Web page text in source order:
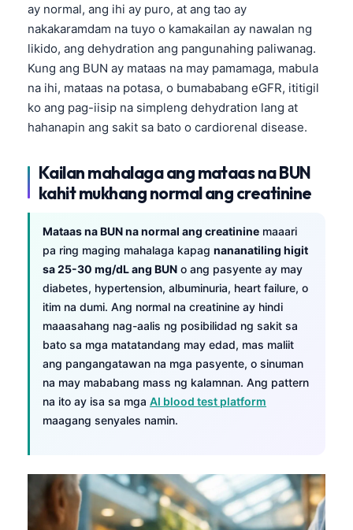
ay normal, ang ihi ay puro, at ang tao ay
nakakaramdam na tuyo o kamakailan ay nawalan ng
likido, ang dehydration ang pangunahing paliwanag.
Kung ang BUN ay mataas na may pamamaga, mabula
na ihi, mataas na potasa, o bumababang eGFR, ititigil
ko ang pag-iisip na simpleng dehydration lang at
hahanapin ang sakit sa bato o cardiorenal disease.
Kailan mahalaga ang mataas na BUN
kahit mukhang normal ang creatinine
Mataas na BUN na normal ang creatinine maaari
pa ring maging mahalaga kapag nananatiling higit
sa 25-30 mg/dL ang BUN o ang pasyente ay may
diabetes, hypertension, albuminuria, heart failure, o
itim na dumi. Ang normal na creatinine ay hindi
maaasahang nag-aalis ng posibilidad ng sakit sa
bato sa mga matatandang may edad, mas maliit
ang pangangatawan na mga pasyente, o sinuman
na may mababang mass ng kalamnan. Ang pattern
na ito ay isa sa mga AI blood test platform
maagang senyales namin.